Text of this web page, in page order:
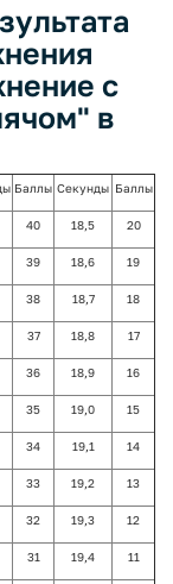
с
в
Баллы Секунды Баллы
40 18,5 20
39 18,6 19
38 18,7 18
37 18,8 17
36 18,9 16
35 19,0 15
34 19,1 14
33 19,2 13
32 19,3 12
31 19,4 11